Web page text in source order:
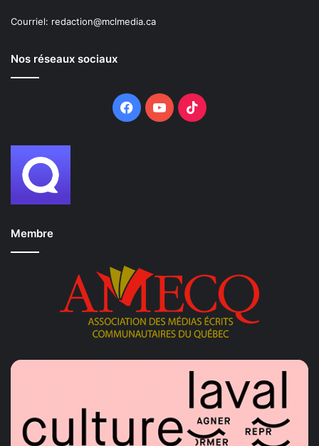
Courriel: redaction@mclmedia.ca
Nos réseaux sociaux
Facebook
YouTubeTikTok
Membre